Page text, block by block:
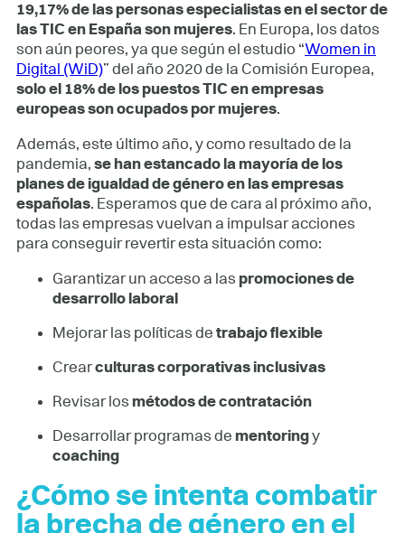
19,17% de las personas especialistas en el sector de
las TIC en España son mujeres. En Europa, los datos
son aún peores, ya que según el estudio “Women in
Digital (WiD)” del año 2020 de la Comisión Europea,
solo el 18% de los puestos TIC en empresas
europeas son ocupados por mujeres.
Además, este último año, y como resultado de la
pandemia, se han estancado la mayoría de los
planes de igualdad de género en las empresas
españolas. Esperamos que de cara al próximo año,
todas las empresas vuelvan a impulsar acciones
para conseguir revertir esta situación como:
Garantizar un acceso a las promociones de
desarrollo laboral
Mejorar las políticas de trabajo flexible
Crearculturascorporativasinclusivas
Revisar los métodos de contratación
Desarrollar programas de mentoringy
coaching
¿Cómo se intenta combatir
la brecha de género en el